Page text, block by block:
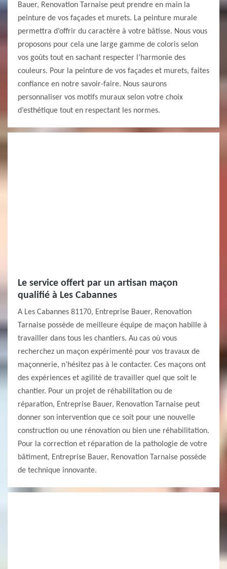
Bauer, Renovation Tarnaise peut prendre en main la
peinture de vos façades et murets. La peinture murale
permettra d’offrir du caractère à votre bâtisse. Nous vous
proposons pour cela une large gamme de coloris selon
vos goûts tout en sachant respecter l’harmonie des
couleurs. Pour la peinture de vos façades et murets, faites
confiance en notre savoir-faire. Nous saurons
personnaliser vos motifs muraux selon votre choix
d’esthétique tout en respectant les normes.
Le service offert par un artisan maçon
qualifié à Les Cabannes
A Les Cabannes 81170, Entreprise Bauer, Renovation
Tarnaise possède de meilleure équipe de maçon habille à
travailler dans tous les chantiers. Au cas où vous
recherchez un maçon expérimenté pour vos travaux de
maçonnerie, n’hésitez pas à le contacter. Ces maçons ont
des expériences et agilité de travailler quel que soit le
chantier. Pour un projet de réhabilitation ou de
réparation, Entreprise Bauer, Renovation Tarnaise peut
donner son intervention que ce soit pour une nouvelle
construction ou une rénovation ou bien une réhabilitation.
Pour la correction et réparation de la pathologie de votre
bâtiment, Entreprise Bauer, Renovation Tarnaise possède
de technique innovante.